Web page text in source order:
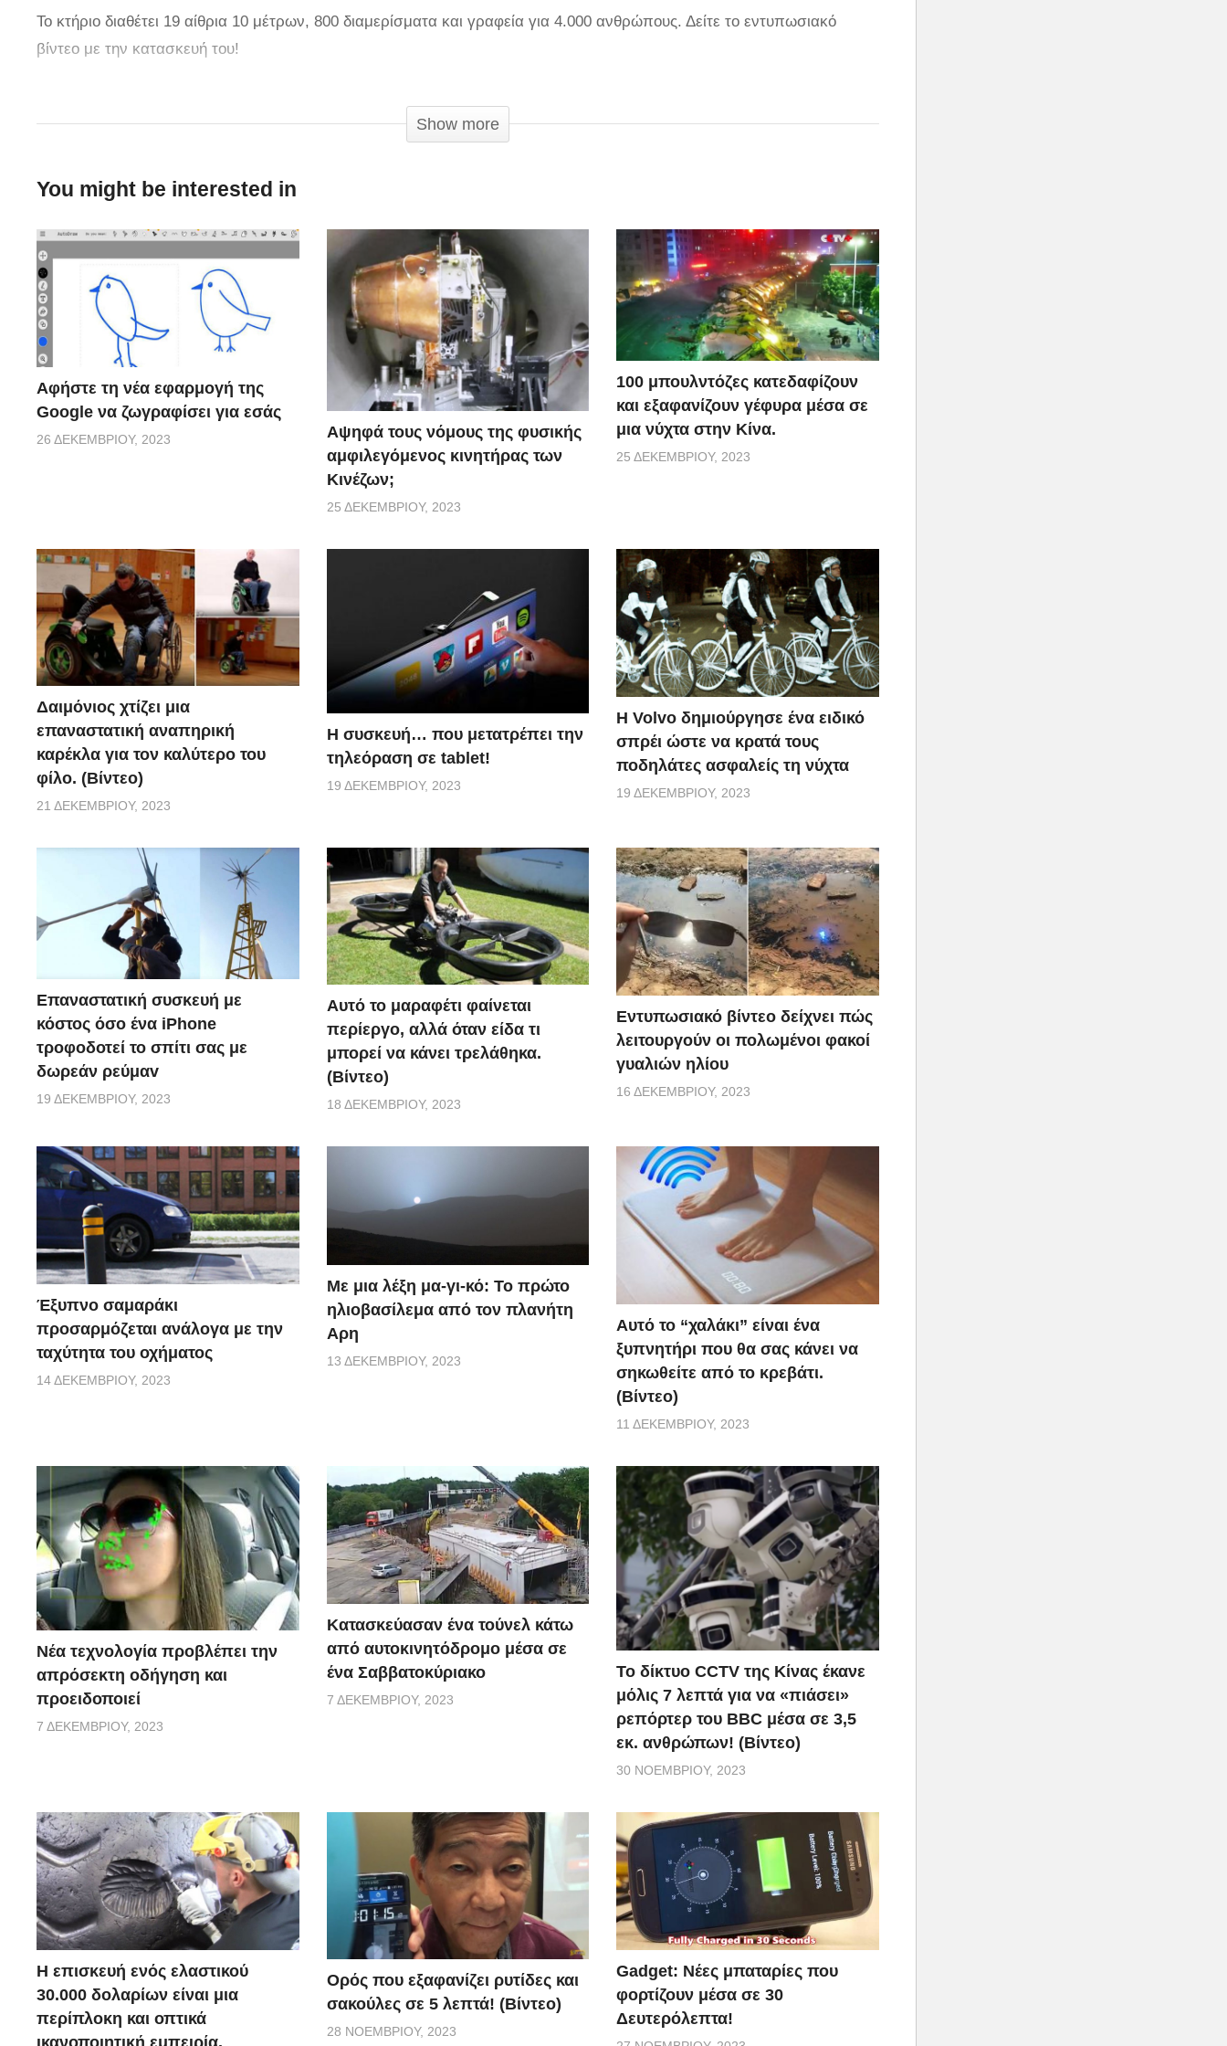
Το κτήριο διαθέτει 19 αίθρια 10 μέτρων, 800 διαμερίσματα και γραφεία για 4.000 ανθρώπους. Δείτε το εντυπωσιακό
βίντεο με την κατασκευή του!
Show more
You might be interested in
Αφήστε τη νέα εφαρμογή της
Google να ζωγραφίσει για εσάς
26 ΔΕΚΕΜΒΡΊΟΥ, 2023
Αψηφά τους νόμους της φυσικής
αμφιλεγόμενος κινητήρας των
Κινέζων;
25 ΔΕΚΕΜΒΡΊΟΥ, 2023
100 μπουλντόζες κατεδαφίζουν
και εξαφανίζουν γέφυρα μέσα σε
μια νύχτα στην Κίνα.
25 ΔΕΚΕΜΒΡΊΟΥ, 2023
Δαιμόνιος χτίζει μια
επαναστατική αναπηρική
καρέκλα για τον καλύτερο του
φίλο. (Βίντεο)
21 ΔΕΚΕΜΒΡΊΟΥ, 2023
Η συσκευή… που μετατρέπει την
τηλεόραση σε tablet!
19 ΔΕΚΕΜΒΡΊΟΥ, 2023
Η Volvo δημιούργησε ένα ειδικό
σπρέι ώστε να κρατά τους
ποδηλάτες ασφαλείς τη νύχτα
19 ΔΕΚΕΜΒΡΊΟΥ, 2023
Επαναστατική συσκευή με
κόστος όσο ένα iPhone
τροφοδοτεί το σπίτι σας με
δωρεάν ρεύμαv
19 ΔΕΚΕΜΒΡΊΟΥ, 2023
Αυτό το μαραφέτι φαίνεται
περίεργο, αλλά όταν είδα τι
μπορεί να κάνει τρελάθηκα.
(Βίντεο)
18 ΔΕΚΕΜΒΡΊΟΥ, 2023
Εντυπωσιακό βίντεο δείχνει πώς
λειτουργούν οι πολωμένοι φακοί
γυαλιών ηλίου
16 ΔΕΚΕΜΒΡΊΟΥ, 2023
Έξυπνο σαμαράκι
προσαρμόζεται ανάλογα με την
ταχύτητα του οχήματος
14 ΔΕΚΕΜΒΡΊΟΥ, 2023
Με μια λέξη μα-γι-κό: Το πρώτο
ηλιοβασίλεμα από τον πλανήτη
Αρη
13 ΔΕΚΕΜΒΡΊΟΥ, 2023
Αυτό το “χαλάκι” είναι ένα
ξυπνητήρι που θα σας κάνει να
σηκωθείτε από το κρεβάτι.
(Βίντεο)
11 ΔΕΚΕΜΒΡΊΟΥ, 2023
Νέα τεχνολογία προβλέπει την
απρόσεκτη οδήγηση και
προειδοποιεί
7 ΔΕΚΕΜΒΡΊΟΥ, 2023
Κατασκεύασαν ένα τούνελ κάτω
από αυτοκινητόδρομο μέσα σε
ένα Σαββατοκύριακο
7 ΔΕΚΕΜΒΡΊΟΥ, 2023
Το δίκτυο CCTV της Κίνας έκανε
μόλις 7 λεπτά για να «πιάσει»
ρεπόρτερ του BBC μέσα σε 3,5
εκ. ανθρώπων! (Βίντεο)
30 ΝΟΕΜΒΡΊΟΥ, 2023
Η επισκευή ενός ελαστικού
30.000 δολαρίων είναι μια
περίπλοκη και οπτικά
Ορός που εξαφανίζει ρυτίδες και
σακούλες σε 5 λεπτά! (Βίντεο)
28 ΝΟΕΜΒΡΊΟΥ, 2023
Gadget: Νέες μπαταρίες που
φορτίζουν μέσα σε 30
Δευτερόλεπτα!